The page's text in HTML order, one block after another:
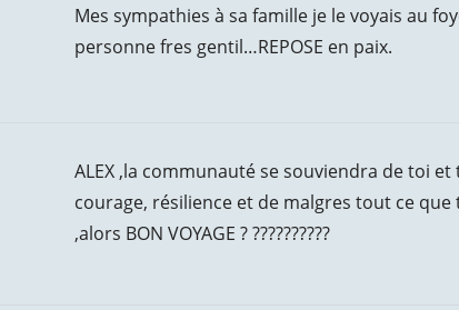
Mes sympathies à sa famille je le voyais au
personne fres gentil…REPOSE en paix.
ALEX ,la communauté se souviendra de toi
courage, résilience et de malgres tout ce
,alors BON VOYAGE ? ??????????